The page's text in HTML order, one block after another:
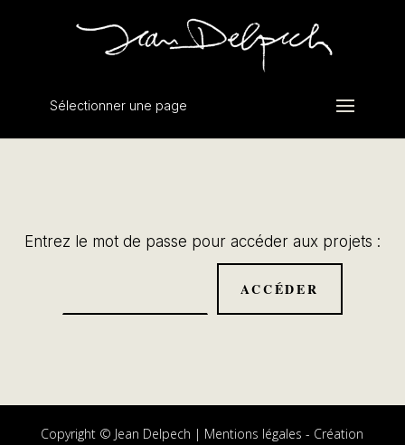
Sélectionner une page
Entrez le mot de passe pour accéder aux projets :
Copyright © Jean Delpech | Mentions légales - Création